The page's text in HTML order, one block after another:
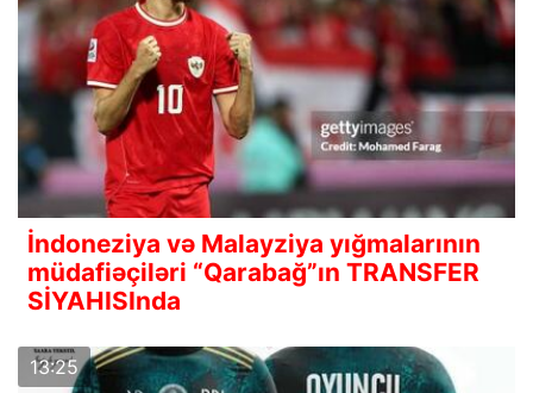
İndoneziya və Malayziya yığmalarının
müdafiəçiləri “Qarabağ”ın TRANSFER
SİYAHISInda
13:25